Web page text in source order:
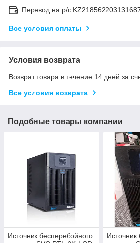
Перевод на р/с
Все условия оплаты
Условия возврата
Возврат товара в течение 14 дней за
Все условия возврата
Подобные товары компании
Источник бесперебойного
Источник